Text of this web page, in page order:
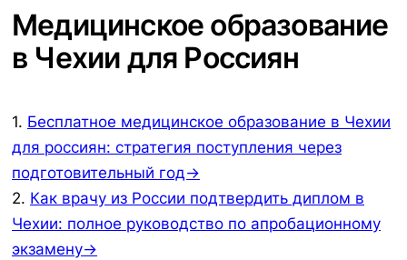
Медицинское образование
в Чехии для Россиян
1. Бесплатное медицинское образование в Чехии
для россиян: стратегия поступления через
подготовительный год→
2. Как врачу из России подтвердить диплом в
Чехии: полное руководство по апробационному
экзамену→